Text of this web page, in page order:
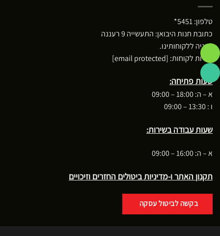
טלפון:5451*
כתובת חנות היבואן: התעשייה 9 רעננה
*חניה ללקוחותינו.
שירות לקוחות: [email protected]
שעות פתיחה:
א – ה: 18:00 – 09:00
ו : 13:30 – 09:00
שעות עבודה בשירות:
א – ה: 16:00 – 09:00
תקנון האתר ו-מדיניות ביטולים החזרים וזיכויים
בקשה לביטול עסקה